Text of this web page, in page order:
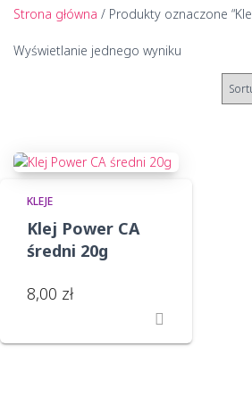
Strona główna / Produkty oznaczone
Wyświetlanie jednego wyniku
KLEJE
Klej Power CA
średni 20g
8,00 zł